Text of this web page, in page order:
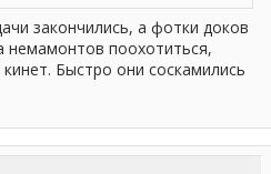
же текст продублирован.. И уже
ни привета!)
закончились, а фотки доков
поохотиться,
Быстро они соскамились